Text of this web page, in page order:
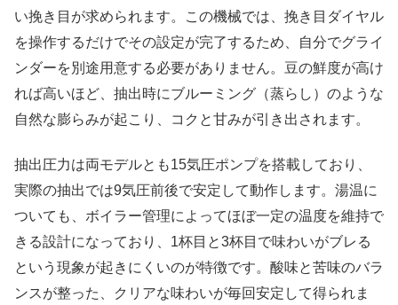
い挽き目が求められます。この機械では、挽き目ダイヤル
を操作するだけでその設定が完了するため、自分でグライ
ンダーを別途用意する必要がありません。豆の鮮度が高け
れば高いほど、抽出時にブルーミング（蒸らし）のような
自然な膨らみが起こり、コクと甘みが引き出されます。
抽出圧力は両モデルとも15気圧ポンプを搭載しており、
実際の抽出では9気圧前後で安定して動作します。湯温に
ついても、ボイラー管理によってほぼ一定の温度を維持で
きる設計になっており、1杯目と3杯目で味わいがブレる
という現象が起きにくいのが特徴です。酸味と苦味のバラ
ンスが整った、クリアな味わいが毎回安定して得られま